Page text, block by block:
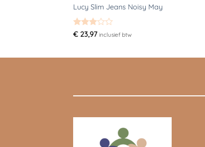
Lucy Slim Jeans Noisy May
Gewaardeerd
€23,97 inclusief btw